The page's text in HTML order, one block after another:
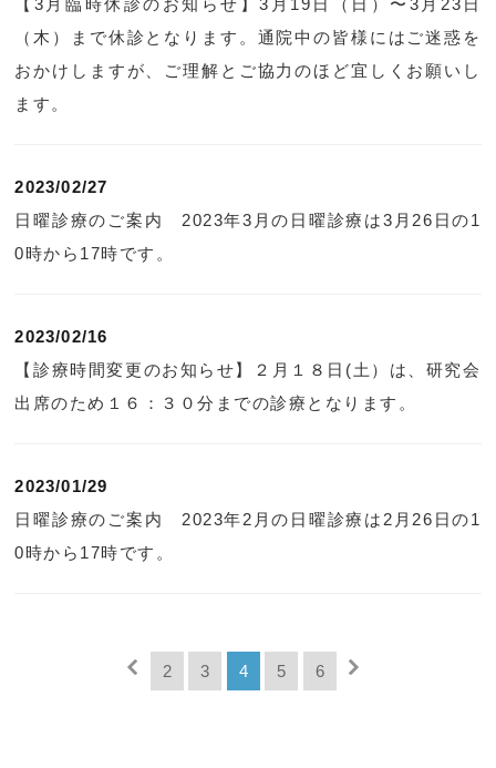
【3月臨時休診のお知らせ】3月19日（日）〜3月23日
（木）まで休診となります。通院中の皆様にはご迷惑を
おかけしますが、ご理解とご協力のほど宜しくお願いし
ます。
2023/02/27
日曜診療のご案内 2023年3月の日曜診療は3月26日の1
0時から17時です。
2023/02/16
【診療時間変更のお知らせ】２月１８日(土）は、研究会
出席のため１６：３０分までの診療となります。
2023/01/29
日曜診療のご案内 2023年2月の日曜診療は2月26日の1
0時から17時です。
2 3 4 5 6